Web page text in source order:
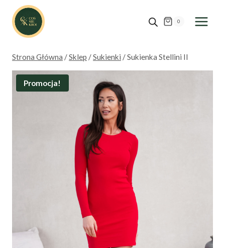
Przejdź
treści
0
Strona Główna /Sklep /Sukienki /Sukienka Stellini II
Promocja!